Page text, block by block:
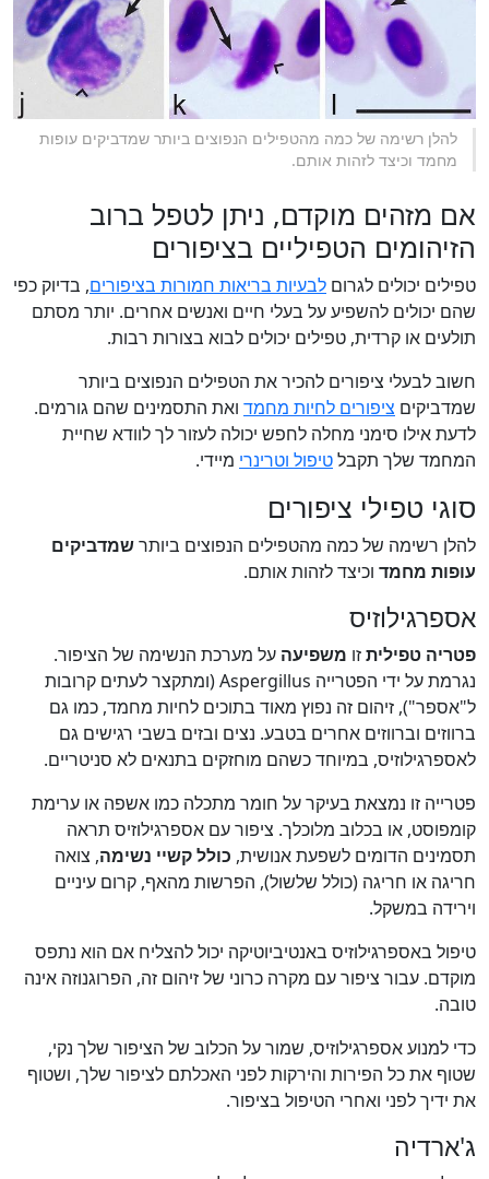
להלן רשימה של כמה מהטפילים הנפוצים ביותר שמדביקים עופות
מחמד וכיצד לזהות אותם.
אם מזהים מוקדם, ניתן לטפל ברוב
הזיהומים הטפיליים בציפורים
טפילים יכולים לגרום לבעיות בריאות חמורות בציפורים, בדיוק כפי
שהם יכולים להשפיע על בעלי חיים ואנשים אחרים. יותר מסתם
תולעים או קרדית, טפילים יכולים לבוא בצורות רבות.
חשוב לבעלי ציפורים להכיר את הטפילים הנפוצים ביותר
שמדביקים ציפורים לחיות מחמד ואת התסמינים שהם גורמים.
לדעת אילו סימני מחלה לחפש יכולה לעזור לך לוודא שחיית
המחמד שלך תקבלטיפול וטרינרי מיידי.
סוגי טפילי ציפורים
להלן רשימה של כמה מהטפילים הנפוצים ביותרשמדביקים
עופות מחמד וכיצד לזהות אותם.
אספרגילוזיס
פטריה טפיליתזו משפיעה על מערכת הנשימה של הציפור.
נגרמת על ידי הפטרייה Aspergillus (ומתקצר לעתים קרובות
ל"אספר"), זיהום זה נפוץ מאוד בתוכים לחיות מחמד, כמו גם
ברווזים וברווזים אחרים בטבע. נצים ובזים בשבי רגישים גם
לאספרגילוזיס, במיוחד כשהם מוחזקים בתנאים לא סניטריים.
פטרייה זו נמצאת בעיקר על חומר מתכלה כמו אשפה או ערימת
קומפוסט, או בכלוב מלוכלך. ציפור עם אספרגילוזיס תראה
תסמינים הדומים לשפעת אנושית, כולל קשיי נשימה, צואה
חריגה או חריגה (כולל שלשול), הפרשות מהאף, קרום עיניים
וירידה במשקל.
טיפול באספרגילוזיס באנטיביוטיקה יכול להצליח אם הוא נתפס
מוקדם. עבור ציפור עם מקרה כרוני של זיהום זה, הפרוגנוזה אינה
טובה.
כדי למנוע אספרגילוזיס, שמור על הכלוב של הציפור שלך נקי,
שטוף את כל הפירות והירקות לפני האכלתם לציפור שלך, ושטוף
את ידיך לפני ואחרי הטיפול בציפור.
ג'ארדיה